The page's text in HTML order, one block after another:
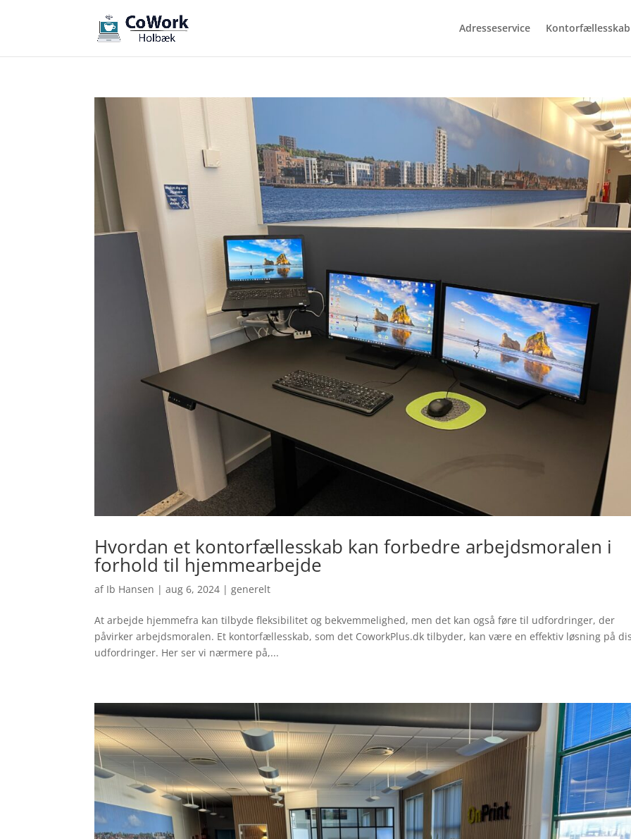
Adresseservice Kontorfællesskab
Hvordan et kontorfællesskab kan forbedre arbejdsmoralen i
forhold til hjemmearbejde
af Ib Hansen |aug 6, 2024 |generelt
At arbejde hjemmefra kan tilbyde fleksibilitet og bekvemmelighed, men det kan også føre til udfordringer, der
påvirker arbejdsmoralen. Et kontorfællesskab, som det CoworkPlus.dk tilbyder, kan være en effektiv løsning på
udfordringer. Her ser vi nærmere på,...